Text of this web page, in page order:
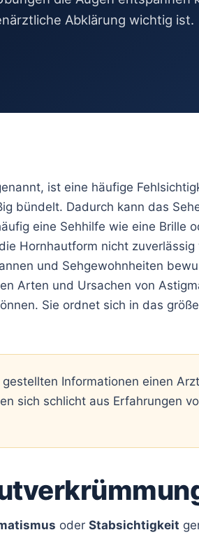
Abklärung wichtig ist.
ist eine häufige
bündelt. Dadurch kann das
eine Sehhilfe wie eine Brille
Hornhautform nicht zuverlässig
und Sehgewohnheiten
Arten und Ursachen von
Sie ordnet sich in das
Informationen einen
sich schlicht aus Erfahrungen
oder Stabsichtigkeit